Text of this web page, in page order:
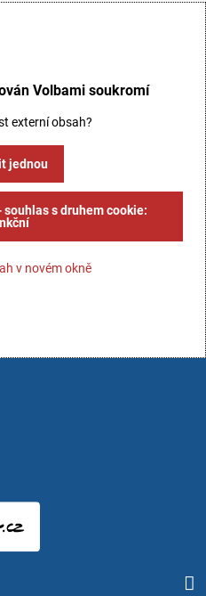
Volbami soukromí
externí obsah?
jednou
s druhem cookie:
v novém okně